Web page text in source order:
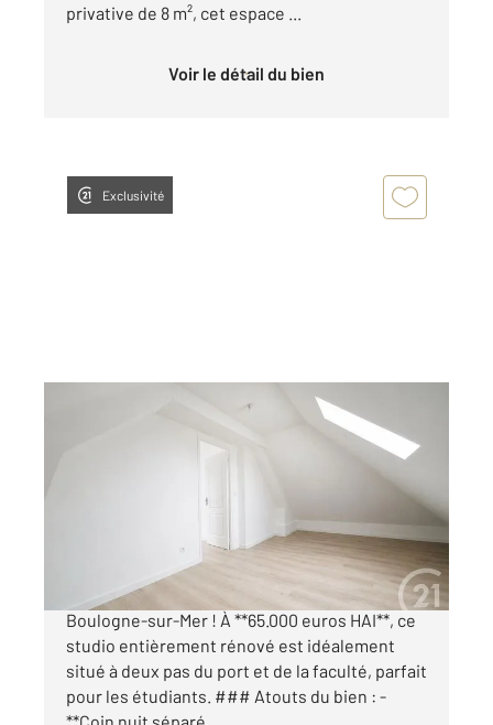
privative de 8 m², cet espace ...
Voir le détail du bien
Exclusivité
BOULOGNE SUR MER 62
Appartement F1 Bis à vendre
65 000 €
Opportunité à saisir : Studio avec coin nuit à
Boulogne-sur-Mer ! À **65.000 euros HAI**, ce
studio entièrement rénové est idéalement
situé à deux pas du port et de la faculté, parfait
pour les étudiants. ### Atouts du bien : -
**Coin nuit séparé ...